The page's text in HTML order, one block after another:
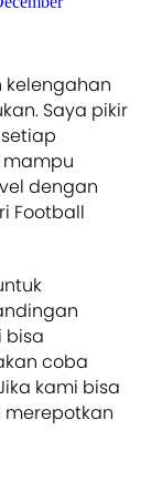
kelengahan
Saya pikir
dengan
Football
bisa
coba
kami bisa
merepotkan